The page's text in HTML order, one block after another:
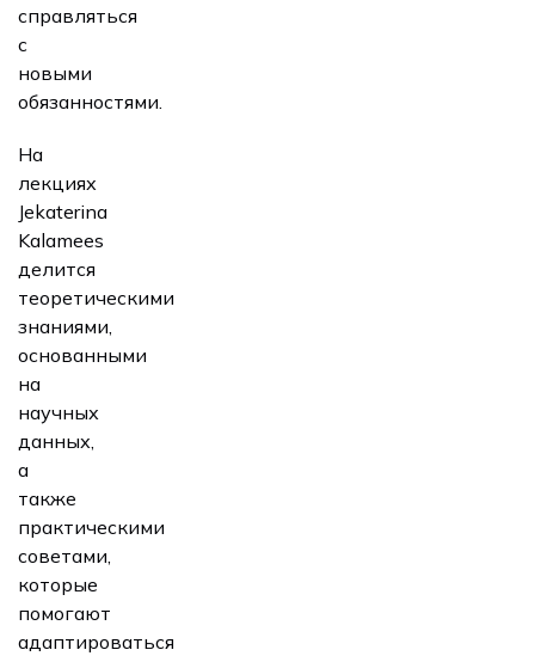
справляться
с
новыми
обязанностями.
На
лекциях
Jekaterina
Kalamees
делится
теоретическими
знаниями,
основанными
на
научных
данных,
а
также
практическими
советами,
которые
помогают
адаптироваться